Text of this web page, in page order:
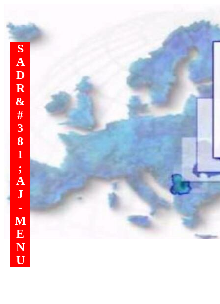
S
A
D
R
&
#
3
8
1
;
A
J
-
M
E
N
U